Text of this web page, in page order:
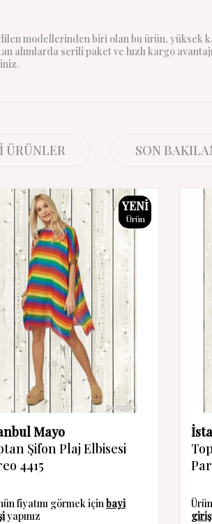
modellerinden biri olan bu ürün, yüksek
alımlarda serili paket ve hızlı kargo
ÜRÜNLER SON
YENI
Ürün
Mayo
Şifon Plaj Elbisesi
4415
fiyatını görmek içinbayi
yapınız